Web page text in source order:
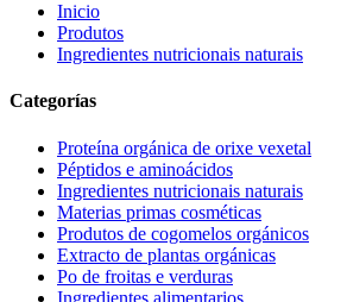
Inicio
Produtos
Ingredientes nutricionais naturais
Categorías
Proteína orgánica de orixe vexetal
Péptidos e aminoácidos
Ingredientes nutricionais naturais
Materias primas cosméticas
Produtos de cogomelos orgánicos
Extracto de plantas orgánicas
Po de froitas e verduras
Ingredientes alimentarios